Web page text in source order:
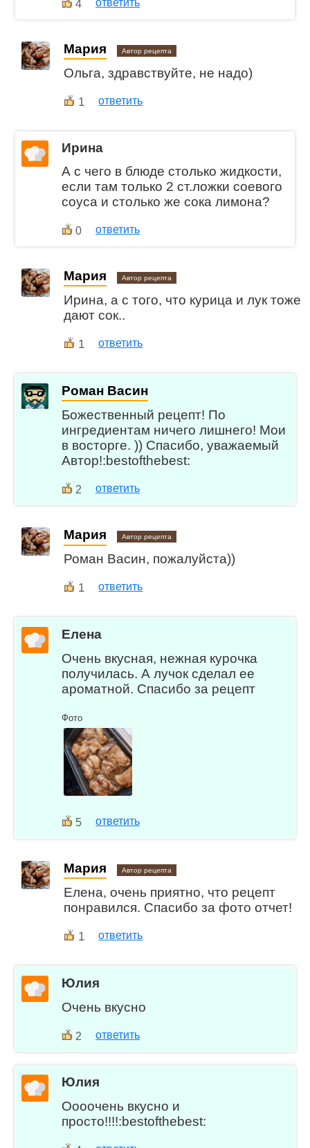
4 ответить
Мария Автор рецепта
Ольга, здравствуйте, не надо)
1 ответить
Ирина
А с чего в блюде столько жидкости,
если там только 2 ст.ложки соевого
соуса и столько же сока лимона?
0 ответить
Мария Автор рецепта
Ирина, а с того, что курица и лук тоже
дают сок..
1 ответить
Роман Васин
Божественный рецепт! По
ингредиентам ничего лишнего! Мои
в восторге. )) Спасибо, уважаемый
Автор!:bestofthebest:
2 ответить
Мария Автор рецепта
Роман Васин, пожалуйста))
1 ответить
Елена
Очень вкусная, нежная курочка
получилась. А лучок сделал ее
ароматной. Спасибо за рецепт
Фото
5 ответить
Мария Автор рецепта
Елена, очень приятно, что рецепт
понравился. Спасибо за фото отчет!
1 ответить
Юлия
Очень вкусно
2 ответить
Юлия
Оооочень вкусно и
просто!!!!:bestofthebest: